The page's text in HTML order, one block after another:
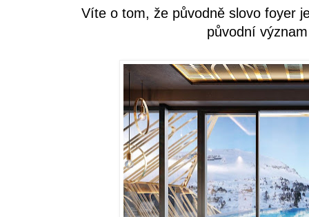
Víte o tom, že původně slovo foyer
původní